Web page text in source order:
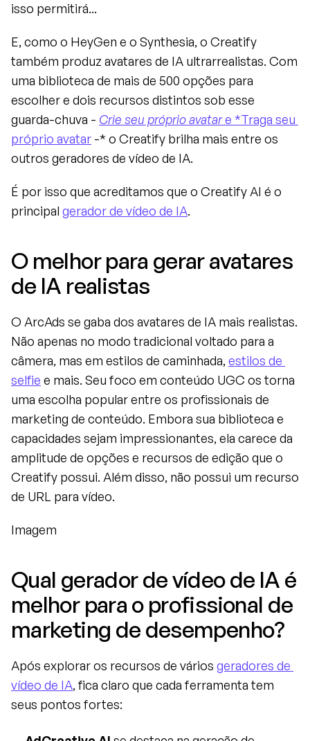
isso permitirá...
E, como o HeyGen e o Synthesia, o Creatify
também produz avatares de IA ultrarrealistas. Com
uma biblioteca de mais de 500 opções para
escolher e dois recursos distintos sob esse
guarda-chuva - Crie seu próprio avatar e *Traga seu
próprio avatar -* o Creatify brilha mais entre os
outros geradores de vídeo de IA.
É por isso que acreditamos que o Creatify AI é o
principal gerador de vídeo de IA.
O melhor para gerar avatares
de IA realistas
O ArcAds se gaba dos avatares de IA mais realistas.
Não apenas no modo tradicional voltado para a
câmera, mas em estilos de caminhada, estilos de
selfie e mais. Seu foco em conteúdo UGC os torna
uma escolha popular entre os profissionais de
marketing de conteúdo. Embora sua biblioteca e
capacidades sejam impressionantes, ela carece da
amplitude de opções e recursos de edição que o
Creatify possui. Além disso, não possui um recurso
de URL para vídeo.
Imagem
Qual gerador de vídeo de IA é
melhor para o profissional de
marketing de desempenho?
Após explorar os recursos de vários geradores de
vídeo de IA, fica claro que cada ferramenta tem
seus pontos fortes: